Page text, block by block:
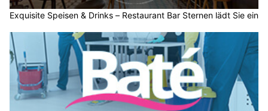
Exquisite Speisen & Drinks – Restaurant Bar Sternen lädt Sie ein